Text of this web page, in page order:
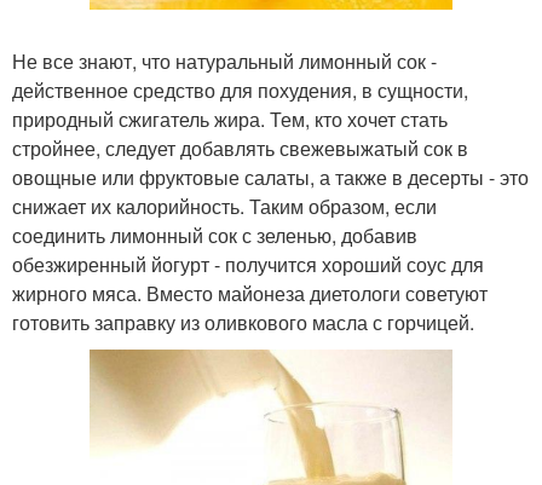
Не все знают, что натуральный лимонный сок -
действенное средство для похудения, в сущности,
природный сжигатель жира. Тем, кто хочет стать
стройнее, следует добавлять свежевыжатый сок в
овощные или фруктовые салаты, а также в десерты - это
снижает их калорийность. Таким образом, если
соединить лимонный сок с зеленью, добавив
обезжиренный йогурт - получится хороший соус для
жирного мяса. Вместо майонеза диетологи советуют
готовить заправку из оливкового масла с горчицей.